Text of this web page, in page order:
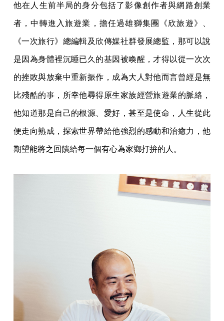
他在人生前半局的身分包括了影像創作者與網路創業
者，中轉進入旅遊業，擔任過雄獅集團《欣旅遊》、
《一次旅行》總編輯及欣傳媒社群發展總監，那可以說
是因為身體裡沉睡已久的基因被喚醒，才得以從一次次
的挫敗與放棄中重新振作，成為大人對他而言曾經是無
比殘酷的事，所幸他尋得原生家族經營旅遊業的脈絡，
他知道那是自己的根源、愛好，甚至是使命，人生從此
便走向熟成，探索世界帶給他強烈的感動和治癒力，他
期望能將之回饋給每一個有心為家鄉打拚的人。